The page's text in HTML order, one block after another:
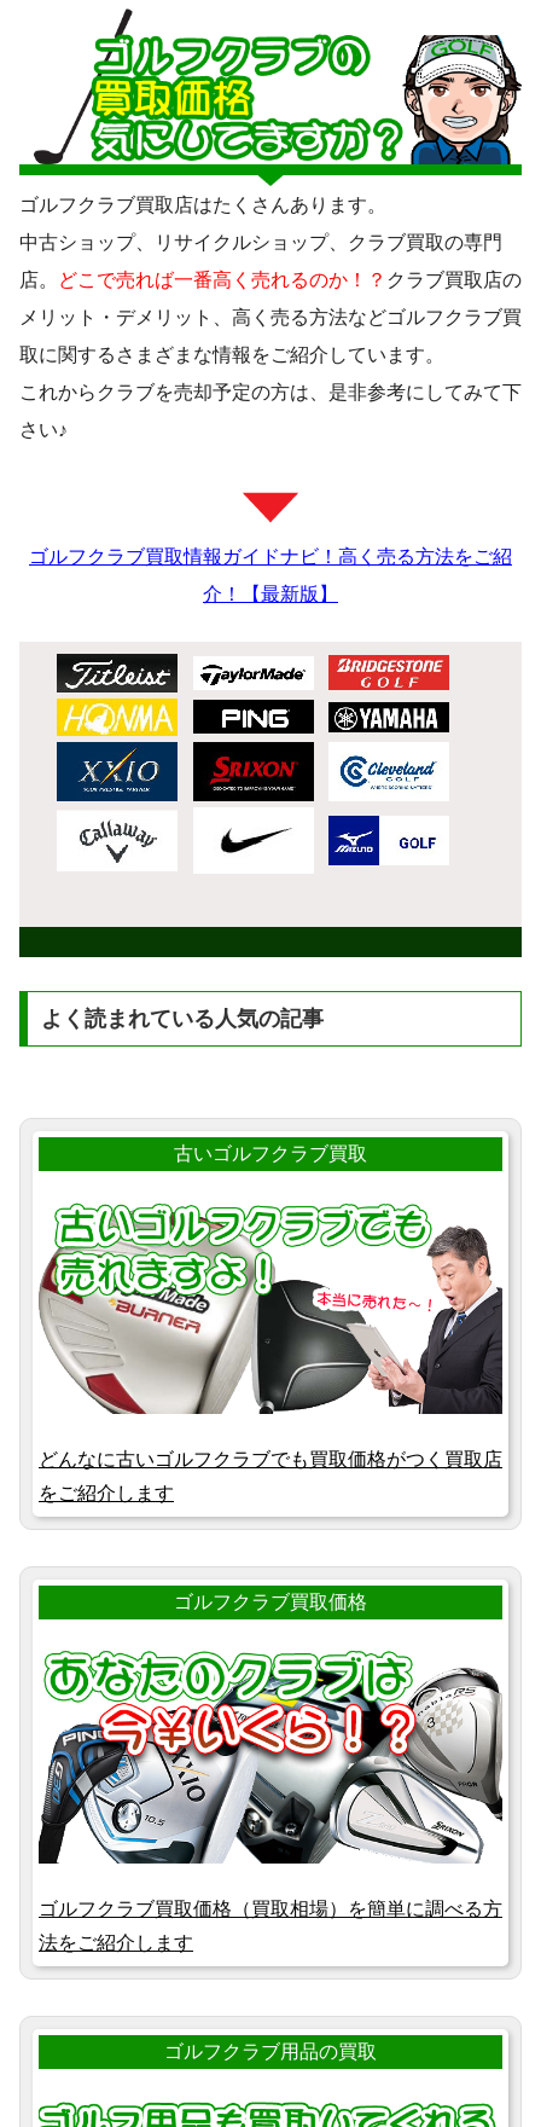
ゴルフクラブ買取店はたくさんあります。
中古ショップ、リサイクルショップ、クラブ買取の専門
店。
どこで売れば一番高く売れるのか！？ クラブ買取店の
メリット・デメリット、高く売る方法などゴルフクラブ買
取に関するさまざまな情報をご紹介しています。
これからクラブを売却予定の方は、是非参考にしてみて下
さい♪
ゴルフクラブ買取情報ガイドナビ！高く売る方法をご紹
介！【最新版】
よく読まれている人気の記事
古いゴルフクラブ買取
どんなに古いゴルフクラブでも買取価格がつく買取店
をご紹介します
ゴルフクラブ買取価格
ゴルフクラブ買取価格（買取相場）を簡単に調べる方
法をご紹介します
ゴルフクラブ用品の買取